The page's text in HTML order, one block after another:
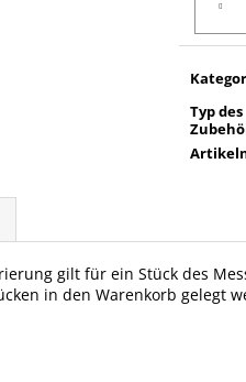
Typ des
gilt für ein Stück des
in den Warenkorb gelegt